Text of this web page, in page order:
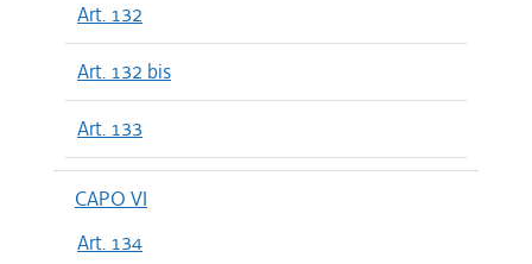
Art. 132
Art. 132 bis
Art. 133
CAPO VI
Art. 134